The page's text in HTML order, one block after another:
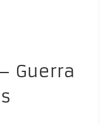
Guerra